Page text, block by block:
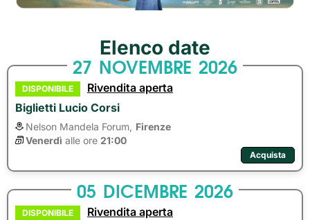
Elenco date
27 NOVEMBRE 2026
DISPONIBILE
Rivendita aperta
Biglietti Lucio Corsi
Nelson Mandela Forum, Firenze
Venerdì alle ore 21:00
Acquista
05 DICEMBRE 2026
DISPONIBILE
Rivendita aperta